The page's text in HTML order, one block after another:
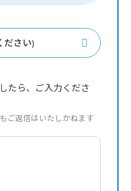
ださい)
たら、ご入力くださ
ご返信はいたしかねます